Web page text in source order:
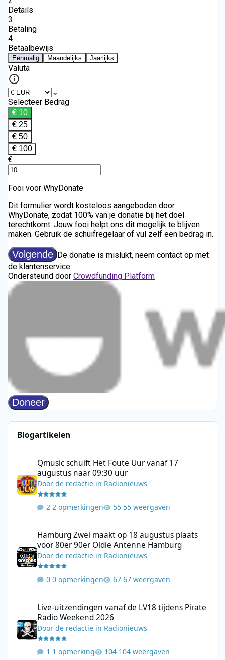
Blogartikelen
Qmusic schuift Het Foute Uur vanaf 17
augustus naar 09:30 uur
Doorde redactie in Radionieuws
2 opmerkingen 55 weergaven
Hamburg Zwei maakt op 18 augustus plaats
voor 80er 90er Oldie Antenne Hamburg
Doorde redactie in Radionieuws
0 opmerkingen 67 weergaven
Live-uitzendingen vanaf de LV18 tijdens Pirate
Radio Weekend 2026
Doorde redactie in Radionieuws
1 opmerking 104 weergaven